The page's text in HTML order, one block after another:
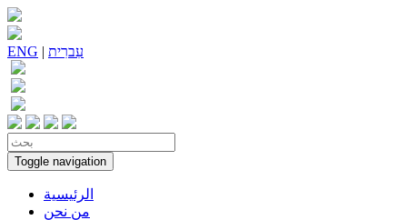
ENG | עִברִית
Toggle navigation
الرئيسية
من نحن